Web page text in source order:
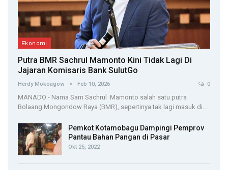
Ekonomi
Putra BMR Sachrul Mamonto Kini Tidak Lagi Di
Jajaran Komisaris Bank SulutGo
Herdy Mokoagow Feb 10, 2026 0
MANADO - Nama Sam Sachrul Mamonto salah satu putra
Bolaang Mongondow Raya (BMR), sepertinya tak lagi masuk di…
Pemkot Kotamobagu Dampingi Pemprov
Pantau Bahan Pangan di Pasar
Okt 25, 2022